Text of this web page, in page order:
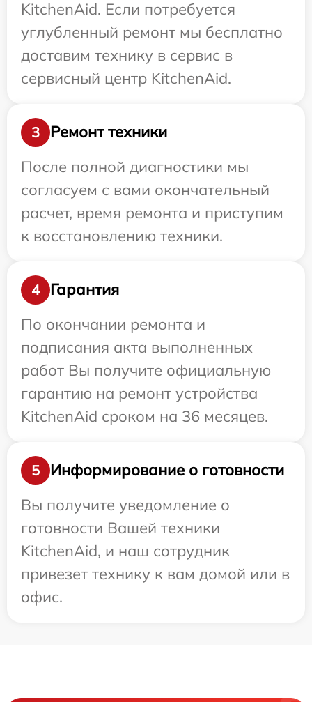
KitchenAid. Если потребуется
углубленный ремонт мы бесплатно
доставим технику в сервис в
сервисный центр KitchenAid.
3
Ремонт техники
После полной диагностики мы
согласуем с вами окончательный
расчет, время ремонта и приступим
к восстановлению техники.
4
Гарантия
По окончании ремонта и
подписания акта выполненных
работ Вы получите официальную
гарантию на ремонт устройства
KitchenAid сроком на 36 месяцев.
5
Информирование о готовности
Вы получите уведомление о
готовности Вашей техники
KitchenAid, и наш сотрудник
привезет технику к вам домой или в
офис.